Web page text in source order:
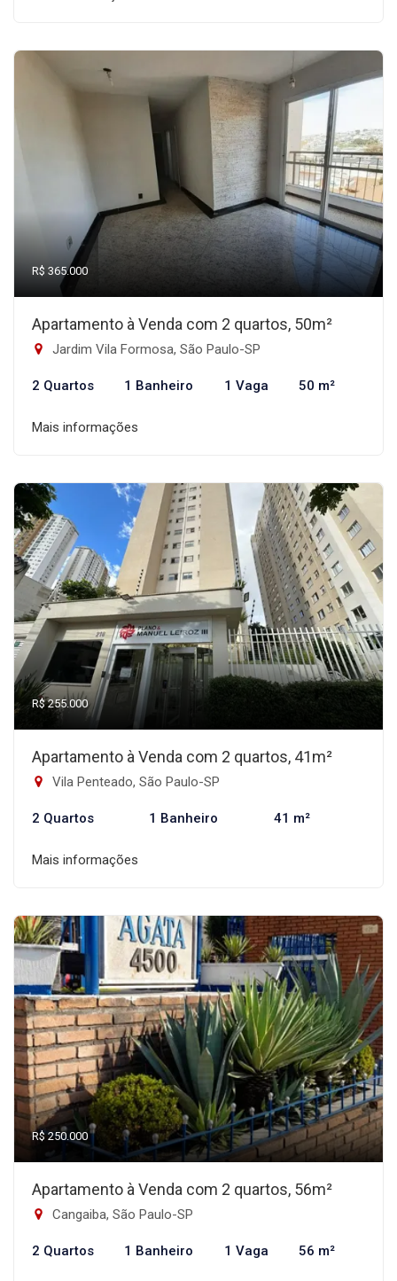
R$ 365.000
Apartamento à Venda com 2 quartos, 50m²
Jardim Vila Formosa, São Paulo-SP
2 Quartos 1 Banheiro 1 Vaga 50 m²
Mais informações
R$ 255.000
Apartamento à Venda com 2 quartos, 41m²
Vila Penteado, São Paulo-SP
2 Quartos 1 Banheiro 41 m²
Mais informações
R$ 250.000
Apartamento à Venda com 2 quartos, 56m²
Cangaiba, São Paulo-SP
2 Quartos 1 Banheiro 1 Vaga 56 m²